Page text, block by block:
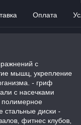
Оплата
с
мышц, укрепление
- гриф
с насечками
полимерное
стальные диски -
фитнес клубов,